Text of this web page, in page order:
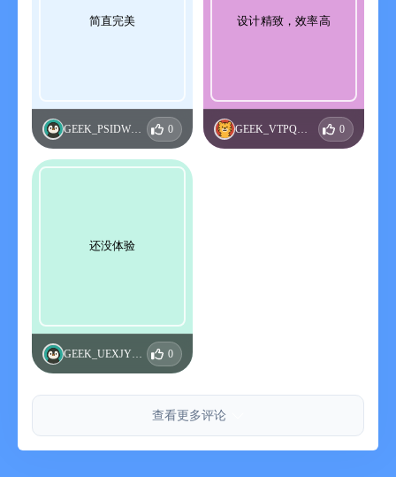
条款和条件：https://www.deepl.com/zh/app-terms
隐私政策： https://www.deepl.com/zh/privacy
DeepL 客服：https://www.deepl.com/zh/support
简直完美
0
设计精致，效率高
0
还没体验
GEEK_UEXJYKGW 0
查看更多评论